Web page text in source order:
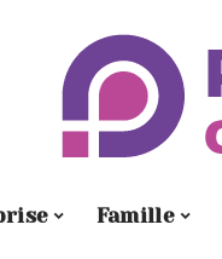
Famille